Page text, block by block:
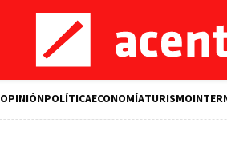
OPINIÓNPOLÍTICAECONOMÍATURISMO